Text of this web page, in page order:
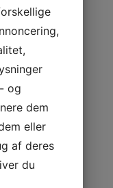
og
dem
eller
af deres
du